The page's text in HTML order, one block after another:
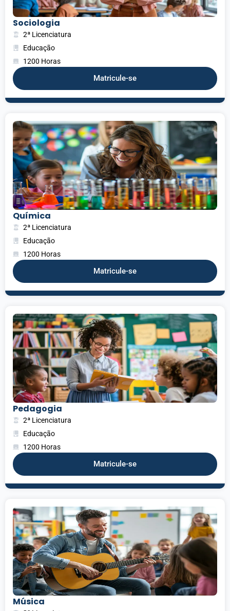
Sociologia
2ª Licenciatura
Educação
1200 Horas
Matricule-se
Química
2ª Licenciatura
Educação
1200 Horas
Matricule-se
Pedagogia
2ª Licenciatura
Educação
1200 Horas
Matricule-se
Música